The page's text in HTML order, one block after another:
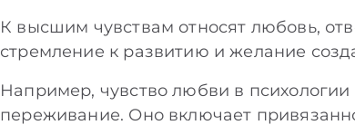
К высшим чувствам относят любовь,
стремление к развитию и желание
Например, чувство любви в психологии
переживание. Оно включает